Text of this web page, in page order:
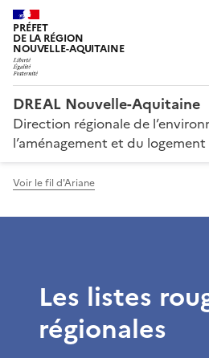
PRÉFET
DE LA RÉGION
NOUVELLE-AQUITAINE
DREAL Nouvelle-Aquitaine
Direction régionale de
l’aménagement et du logement
Voir le fil d'Ariane
Les listes
régionales